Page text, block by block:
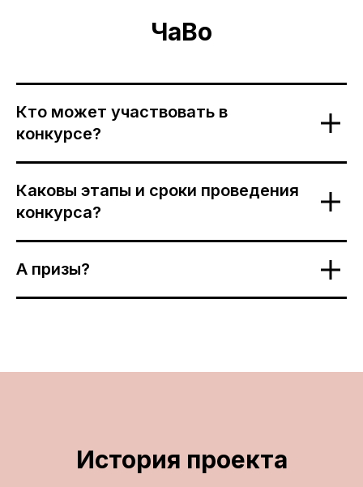
ЧаВо
Кто может участвовать в
конкурсе?
Каковы этапы и сроки проведения
конкурса?
А призы?
История проекта